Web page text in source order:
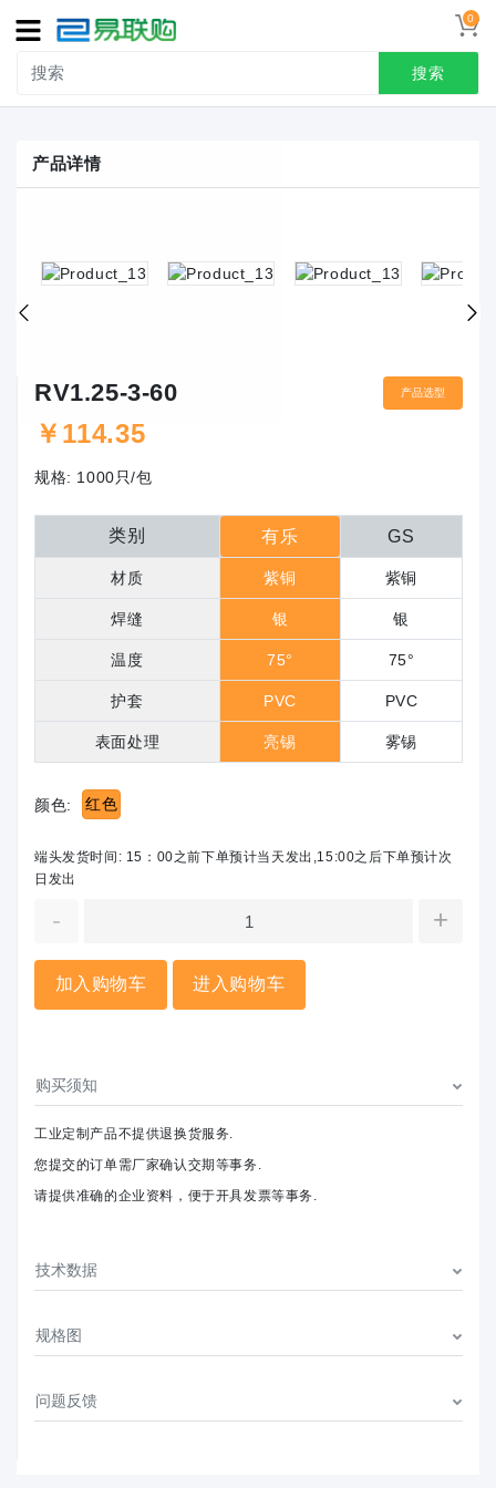
0
搜索
导
航
接线端子
联系我们
产品详情
产品选型
RV1.25-3-60
￥ 114.35
规格: 1000只/包
类别 有乐 GS
材质 紫铜 紫铜
焊缝 银 银
温度 75° 75°
护套 PVC PVC
表面处理 亮锡 雾锡
颜色: 红色
端头发货时间: 15：00之前下单预计当天发出,15:00之后下单预计次
日发出
- +
加入购物车 进入购物车
购买须知
工业定制产品不提供退换货服务.
您提交的订单需厂家确认交期等事务.
请提供准确的企业资料，便于开具发票等事务.
技术数据
规格图
问题反馈